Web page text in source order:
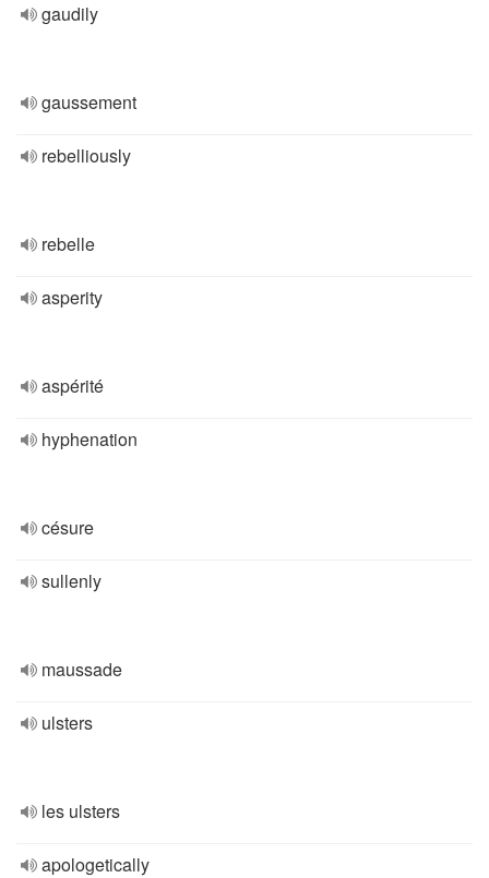
gaudily
gaussement
rebelliously
rebelle
asperity
aspérité
hyphenation
césure
sullenly
maussade
ulsters
les ulsters
apologetically